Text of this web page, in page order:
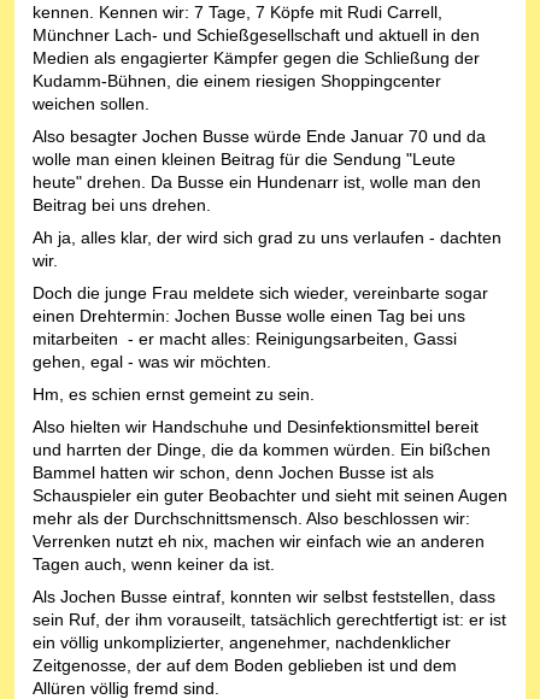
kennen. Kennen wir: 7 Tage, 7 Köpfe mit Rudi Carrell,
Münchner Lach- und Schießgesellschaft und aktuell in den
Medien als engagierter Kämpfer gegen die Schließung der
Kudamm-Bühnen, die einem riesigen Shoppingcenter
weichen sollen.
Also besagter Jochen Busse würde Ende Januar 70 und da
wolle man einen kleinen Beitrag für die Sendung "Leute
heute" drehen. Da Busse ein Hundenarr ist, wolle man den
Beitrag bei uns drehen.
Ah ja, alles klar, der wird sich grad zu uns verlaufen - dachten
wir.
Doch die junge Frau meldete sich wieder, vereinbarte sogar
einen Drehtermin: Jochen Busse wolle einen Tag bei uns
mitarbeiten - er macht alles: Reinigungsarbeiten, Gassi
gehen, egal - was wir möchten.
Hm, es schien ernst gemeint zu sein.
Also hielten wir Handschuhe und Desinfektionsmittel bereit
und harrten der Dinge, die da kommen würden. Ein bißchen
Bammel hatten wir schon, denn Jochen Busse ist als
Schauspieler ein guter Beobachter und sieht mit seinen Augen
mehr als der Durchschnittsmensch. Also beschlossen wir:
Verrenken nutzt eh nix, machen wir einfach wie an anderen
Tagen auch, wenn keiner da ist.
Als Jochen Busse eintraf, konnten wir selbst feststellen, dass
sein Ruf, der ihm vorauseilt, tatsächlich gerechtfertigt ist: er ist
ein völlig unkomplizierter, angenehmer, nachdenklicher
Zeitgenosse, der auf dem Boden geblieben ist und dem
Allüren völlig fremd sind.